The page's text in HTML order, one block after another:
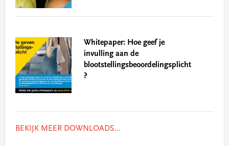
Whitepaper: Hoe geef je
invulling aan de
blootstellingsbeoordelingsplicht
?
BEKIJK MEER DOWNLOADS...